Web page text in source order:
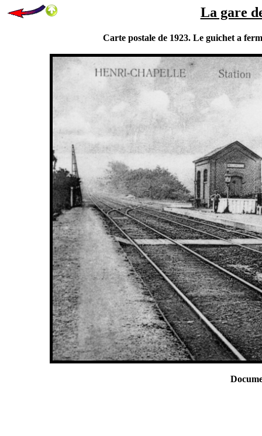
La gare
Carte postale de 1923. Le guichet a